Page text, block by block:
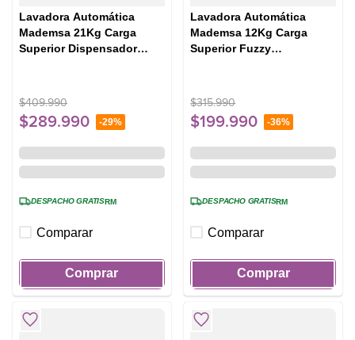
Lavadora Automática
Mademsa 21Kg Carga
Superior Dispensador
$409.990
$289.990 -29%
DESPACHO GRATISRM
Comparar
Comprar
Lavadora Automática
Mademsa 12Kg Carga
Superior Fuzzy
$315.990
$199.990 -36%
DESPACHO GRATISRM
Comparar
Comprar